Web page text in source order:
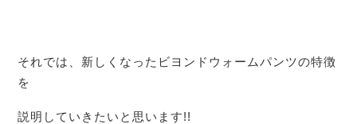
それでは、新しくなったビヨンドウォームパンツの特徴
を
説明していきたいと思います!!